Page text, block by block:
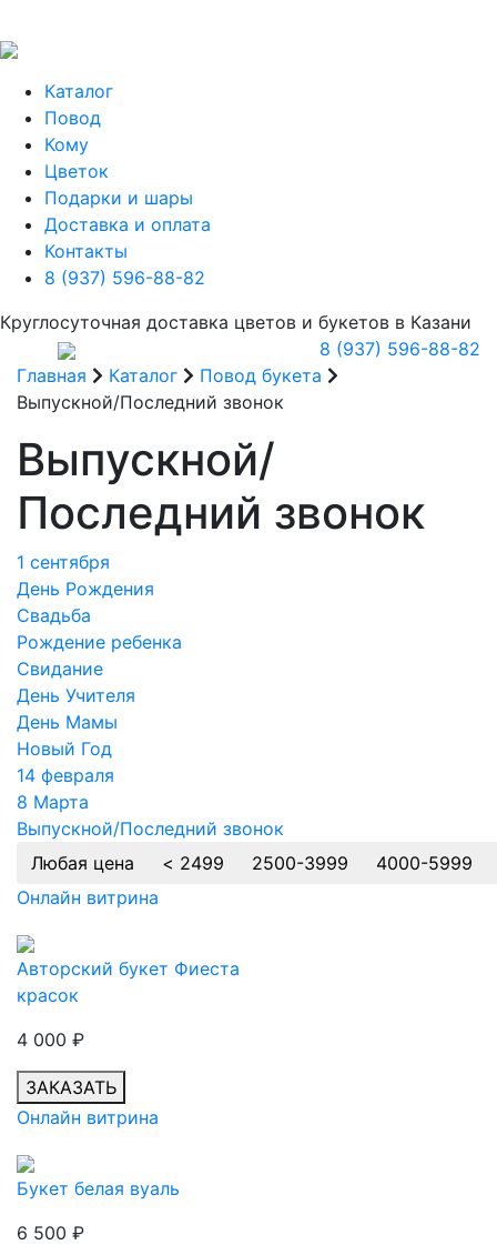
Каталог
Повод
Кому
Цветок
Подарки и шары
Доставка и оплата
Контакты
8 (937) 596-88-82
Круглосуточная доставка цветов и букетов в Казани
8 (937) 596-88-82
Главная
Каталог
Повод букета
Выпускной/Последний звонок
Выпускной/
Последний звонок
1 сентября
День Рождения
Cвадьба
Рождение ребенка
Свидание
День Учителя
День Мамы
Новый Год
14 февраля
8 Марта
Выпускной/Последний звонок
Любая цена
< 2499 2500-3999
4000-5999
Онлайн витрина
Авторский букет Фиеста
красок
4 000 ₽
ЗАКАЗАТЬ
Онлайн витрина
Букет белая вуаль
6 500 ₽